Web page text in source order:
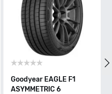
Goodyear EAGLE F1
ASYMMETRIC 6